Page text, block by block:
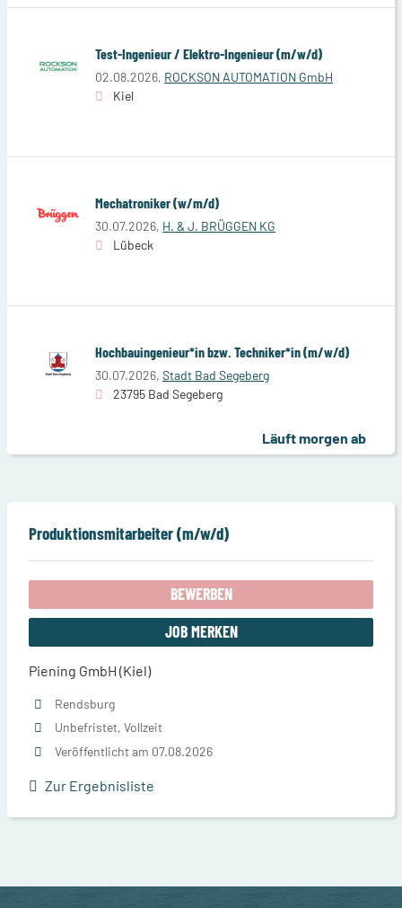
Test-Ingenieur / Elektro-Ingenieur (m/w/d)
02.08.2026, ROCKSON AUTOMATION GmbH
Kiel
Mechatroniker (w/m/d)
30.07.2026, H. & J. BRÜGGEN KG
Lübeck
Hochbauingenieur*in bzw. Techniker*in (m/w/d)
30.07.2026, Stadt Bad Segeberg
23795 Bad Segeberg
Läuft morgen ab
Produktionsmitarbeiter (m/w/d)
BEWERBEN
JOB MERKEN
Piening GmbH (Kiel)
Rendsburg
Unbefristet, Vollzeit
Veröffentlicht am 07.08.2026
Zur Ergebnisliste